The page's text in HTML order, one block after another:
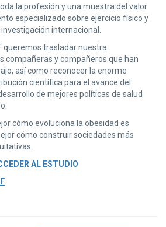
la profesión y una muestra del valor
especializado sobre ejercicio físico y
internacional.
queremos trasladar nuestra
compañeras y compañeros que han
así como reconocer la enorme
científica para el avance del
de mejores políticas de salud
cómo evoluciona la obesidad es
cómo construir sociedades más
AL ESTUDIO